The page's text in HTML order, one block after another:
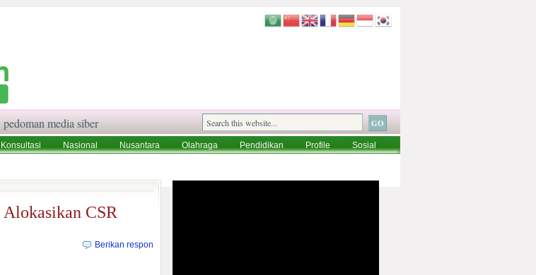
pedoman media siber
Konsultasi Nasional Nusantara Olahraga Pendidikan Profile
Sosial
CSR
Berikan respon